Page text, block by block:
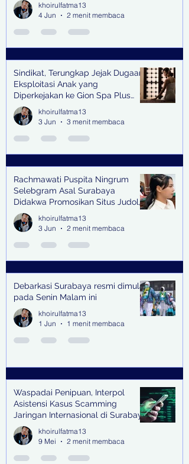
khoirulfatma13
4 Jun
2 menit membaca
Sindikat, Terungkap Jejak Dugaan
Eksploitasi Anak yang
Diperkejakan ke Gion Spa Plus
and Pub Surabaya,
khoirulfatma13
3 Jun
3 menit membaca
Rachmawati Puspita Ningrum
Selebgram Asal Surabaya
Didakwa Promosikan Situs Judol,
Raup Rp2 Juta dari Tiga Kali
Endorse
khoirulfatma13
3 Jun
2 menit membaca
Debarkasi Surabaya resmi dimulai
pada Senin Malam ini
khoirulfatma13
1 Jun
1 menit membaca
Waspadai Penipuan, Interpol
Asistensi Kasus Scamming
Jaringan Internasional di Surabaya
khoirulfatma13
9 Mei
2 menit membaca